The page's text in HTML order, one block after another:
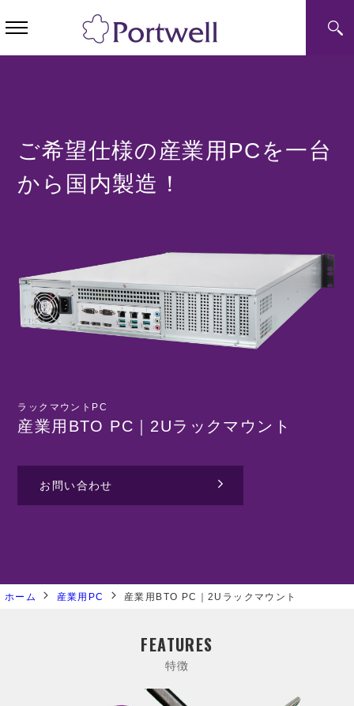
ご希望仕様の産業用PCを一台
から国内製造！
ラックマウントPC
産業用BTO PC｜2Uラックマウント
お問い合わせ
ホーム 産業用PC 産業用BTO PC｜2Uラックマウント
FEATURES
特徴